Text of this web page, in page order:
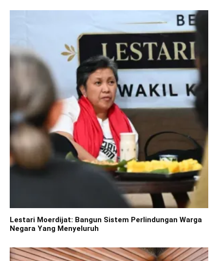
Lestari Moerdijat: Bangun Sistem Perlindungan Warga
Negara Yang Menyeluruh